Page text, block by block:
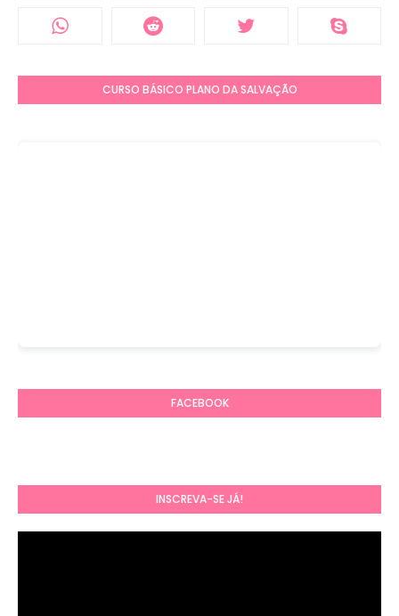
CURSO BÁSICO PLANO DA SALVAÇÃO
FACEBOOK
INSCREVA-SE JÁ!